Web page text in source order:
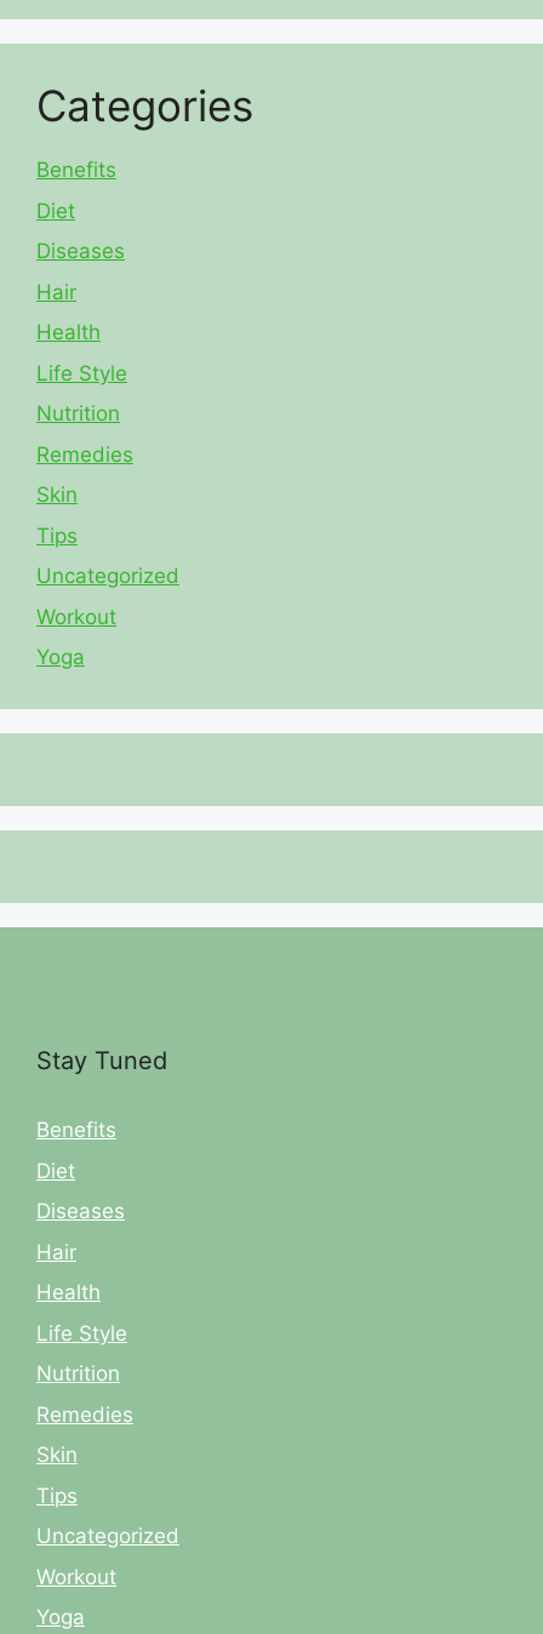
Categories
Benefits
Diet
Diseases
Hair
Health
Life Style
Nutrition
Remedies
Skin
Tips
Uncategorized
Workout
Yoga
Stay Tuned
Benefits
Diet
Diseases
Hair
Health
Life Style
Nutrition
Remedies
Skin
Tips
Uncategorized
Workout
Yoga